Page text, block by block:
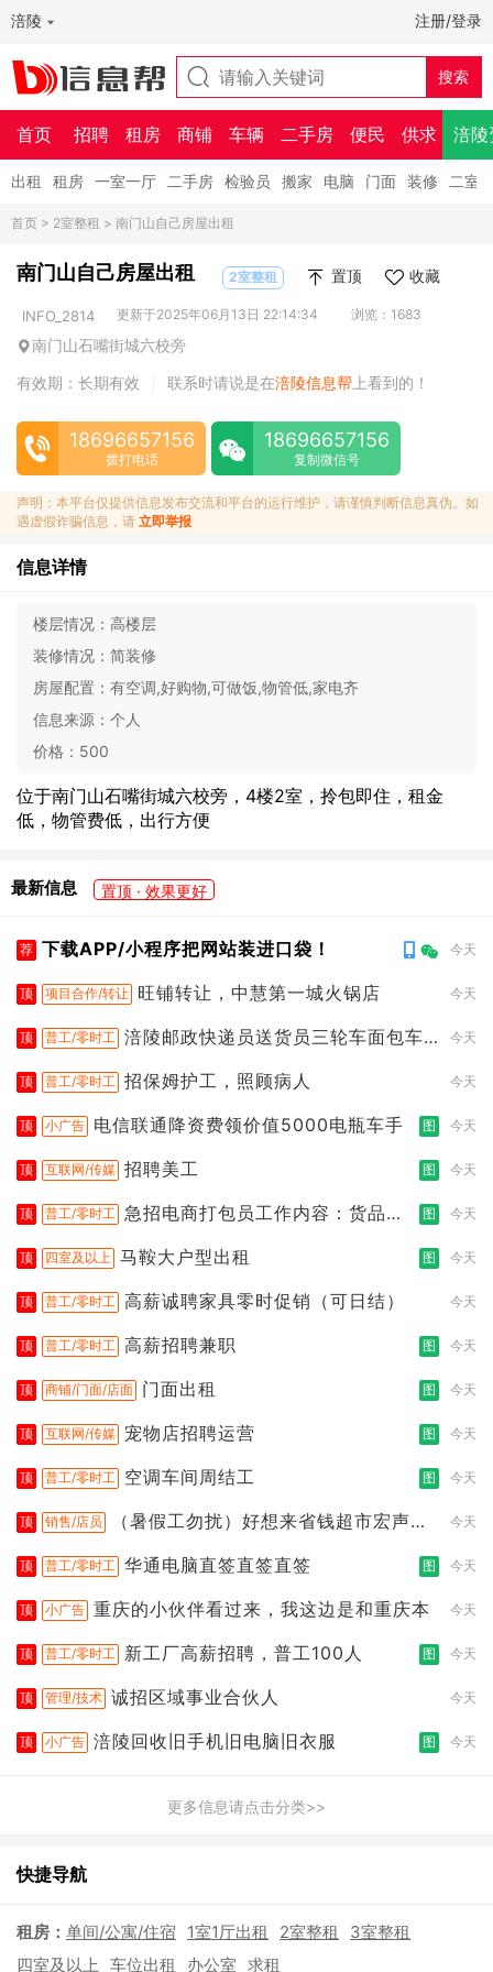
涪陵 注册/登录
首页 招聘 租房 商铺 车辆 二手房 便民 供求 涪陵
出租 租房 一室一厅 二手房 检验员 搬家 电脑 门面 装修 二室
首页 > 2室整租 > 南门山自己房屋出租
南门山自己房屋出租 2室整租 置顶 收藏
INFO_2814 更新于2025年06月13日 22:14:34 浏览：1683
南门山石嘴街城六校旁
有效期：长期有效
联系时请说是在涪陵信息帮 上看到的！
18696657156
拨打电话
18696657156
复制微信号
声明：本平台仅提供信息发布交流和平台的运行维护，请谨慎判断信息真伪。如
遇虚假诈骗信息，请 立即举报
信息详情
楼层情况： 高楼层
装修情况： 简装修
房屋配置： 有空调,好购物,可做饭,物管低,家电齐
信息来源： 个人
价格： 500
位于南门山石嘴街城六校旁，4楼2室，拎包即住，租金
低，物管费低，出行方便
最新信息 置顶 · 效果更好
荐 下载APP/小程序把网站装进口袋！ 今天
顶 项目合作/转让 旺铺转让，中慧第一城火锅店 今天
顶 普工/零时工 涪陵邮政快递员送货员三轮车面包车
今天
顶 普工/零时工 招保姆护工，照顾病人 今天
顶 小广告 电信联通降资费领价值5000电瓶车手 图 今天
顶 互联网/传媒 招聘美工 图 今天
顶 普工/零时工 急招电商打包员工作内容：货品分
图 今天
顶 四室及以上 马鞍大户型出租 图 今天
顶 普工/零时工 高薪诚聘家具零时促销（可日结） 今天
顶 普工/零时工 高薪招聘兼职 图 今天
顶 商铺/门面/店面 门面出租 图 今天
顶 互联网/传媒 宠物店招聘运营 图 今天
顶 普工/零时工 空调车间周结工 图 今天
顶 销售/店员
（暑假工勿扰）好想来省钱超市宏声桥
今天
顶 普工/零时工 华通电脑直签直签直签 图 今天
顶 小广告 重庆的小伙伴看过来，我这边是和重庆本 今天
顶 普工/零时工 新工厂高薪招聘，普工100人 图 今天
顶 管理/技术 诚招区域事业合伙人 今天
顶 小广告 涪陵回收旧手机旧电脑旧衣服 图 今天
更多信息请点击分类>>
快捷导航
租房： 单间/公寓/住宿 1室1厅出租 2室整租
3室整租
四室及以上 车位出租 办公室 求租